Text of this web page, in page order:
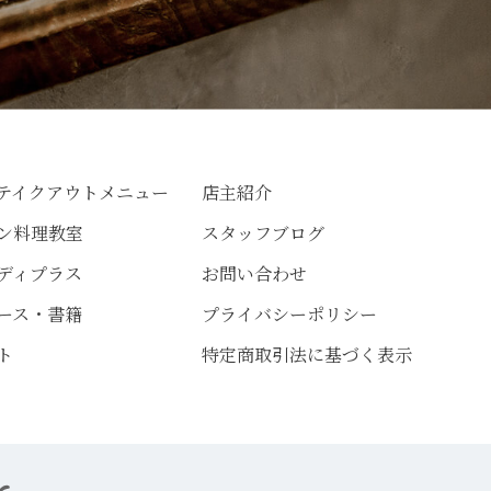
イクアウトメニュー
料理教室
ィプラス
ス・書籍
店主紹介
スタッフブログ
お問い合わせ
プライバシーポリシー
特定商取引法に基づく表示